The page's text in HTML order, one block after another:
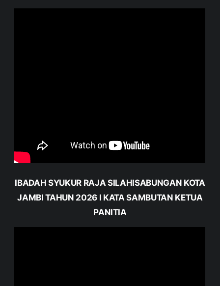
IBADAH SYUKUR RAJA SILAHISABUNGAN KOTA
JAMBI TAHUN 2026 I KATA SAMBUTAN KETUA
PANITIA